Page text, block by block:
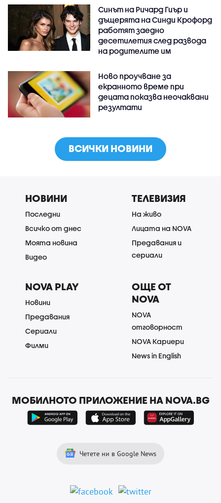
Синът на Ричард Гиър и
дъщерята на Синди Крофорд
работят заедно
десетилетия след развода
на родителите им
Ново проучване за
екранното време при
децата показва неочаквани
резултати
ВСИЧКИ НОВИНИ
НОВИНИ
Последни
Всичко от днес
Моята новина
Видео
ТЕЛЕВИЗИЯ
На живо
Лицата на NOVA
Предавания и
сериали
NOVA PLAY
Новини
Предавания
Сериали
Филми
ОЩЕ ОТ
NOVA
NOVA
отговорност
NOVA Кариери
News in English
МОБИЛНОТО ПРИЛОЖЕНИЕ НА NOVA.BG
Четете ни в Google News